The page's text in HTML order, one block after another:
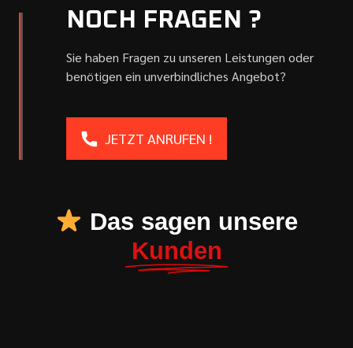
NOCH FRAGEN ?
Sie haben Fragen zu unseren Leistungen oder
benötigen ein unverbindliches Angebot?
JETZT ANRUFEN !
Das sagen unsere
Kunden